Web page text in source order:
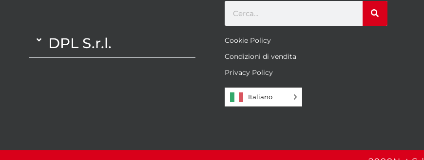
DPL S.r.l.
Cookie Policy
Condizioni di vendita
Privacy Policy
Italiano